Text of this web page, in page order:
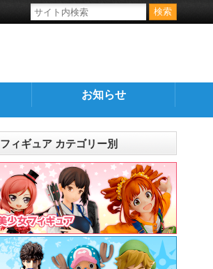
お知らせ
フィギュア カテゴリー別